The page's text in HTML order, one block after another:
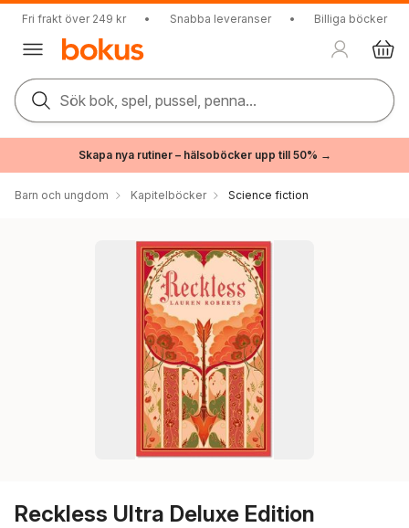
Fri frakt över 249 kr • Snabba leveranser • Billiga böcker
Sök bok, spel, pussel, penna...
Skapa nya rutiner – hälsoböcker upp till 50% →
Barn och ungdom Kapitelböcker Science fiction
Reckless Ultra Deluxe Edition